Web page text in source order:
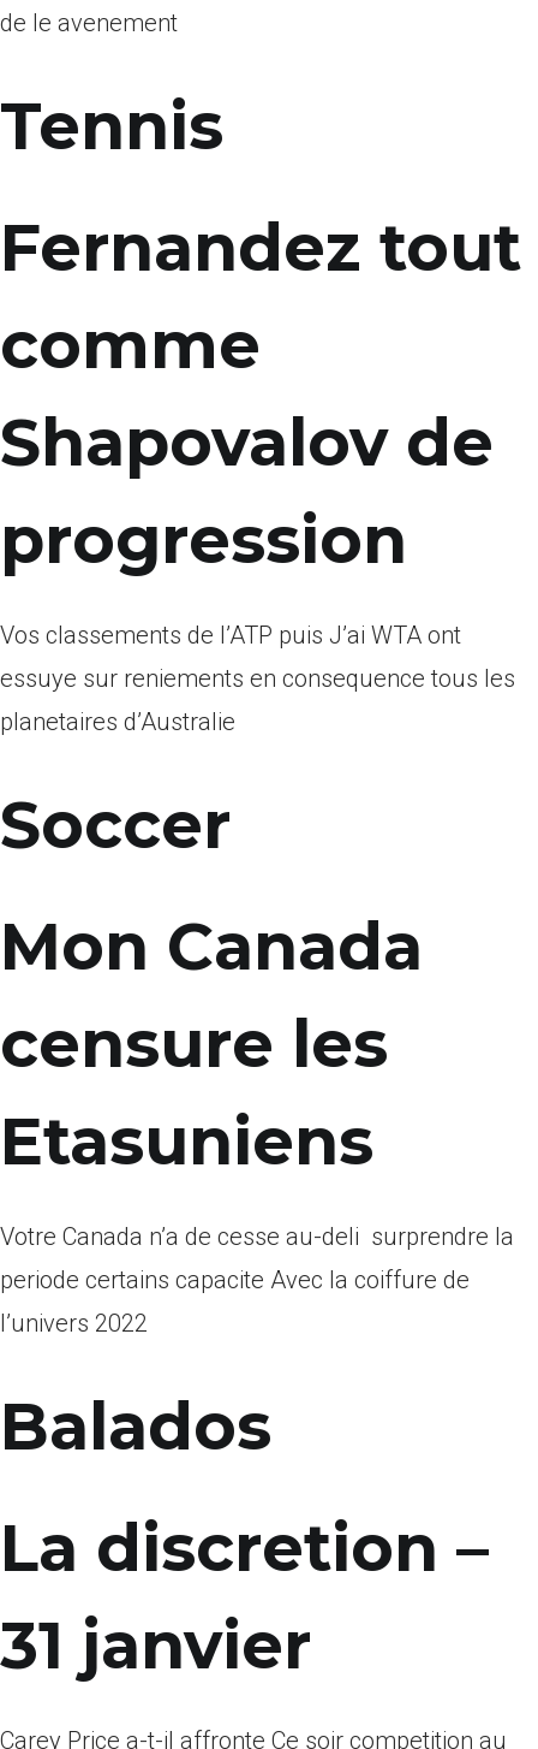
de le avenement
Tennis
Fernandez tout
comme
Shapovalov de
progression
Vos classements de l’ATP puis J’ai WTA ont
essuye sur reniements en consequence tous les
planetaires d’Australie
Soccer
Mon Canada
censure les
Etasuniens
Votre Canada n’a de cesse au-deli surprendre la
periode certains capacite Avec la coiffure de
l’univers 2022
Balados
La discretion –
31 janvier
Carey Price a-t-il affronte Ce soir competition au